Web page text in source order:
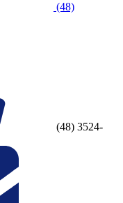
(48)
(48) 3524-